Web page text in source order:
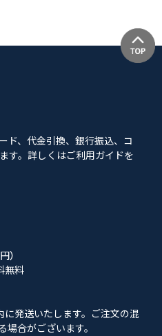
ド、代金引換、銀行振込、コ
す。詳しくはご利用ガイドを
）
無料
発送いたします。ご注文の混
場合がございます。